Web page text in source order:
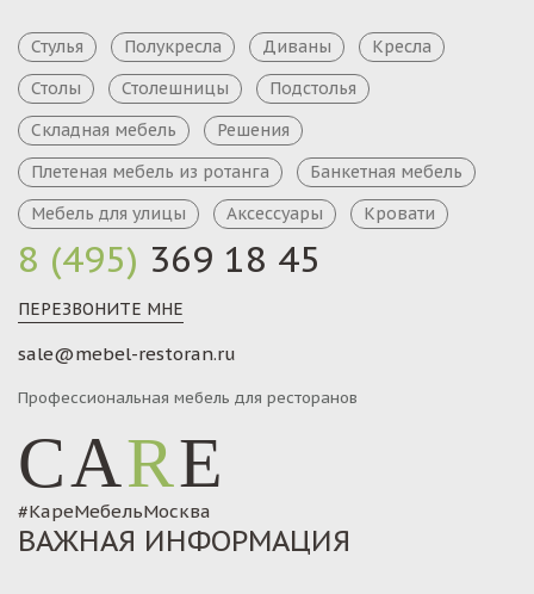
8 (495) 369 18 45
ПЕРЕЗВОНИТЕ МНЕ
sale@mebel-restoran.ru
Профессиональная мебель для ресторанов
CARE
#КареМебельМосква
Стулья Полукресла Диваны
Кресла
Столы
Столешницы
Подстолья
Складная мебель
Решения
Плетеная мебель из ротанга
Банкетная мебель
Мебель для улицы
Аксессуары Кровати
ВАЖНАЯ ИНФОРМАЦИЯ